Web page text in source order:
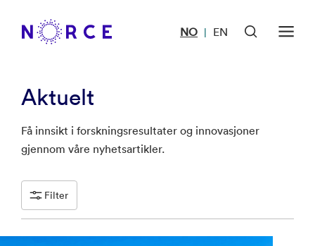
NO | EN
Aktuelt
Få innsikt i forskningsresultater og innovasjoner
gjennom våre nyhetsartikler.
Filter